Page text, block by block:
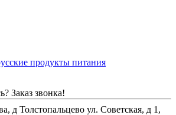
Заказ звонка!
д Толстопальцево ул. Советская, д 1,